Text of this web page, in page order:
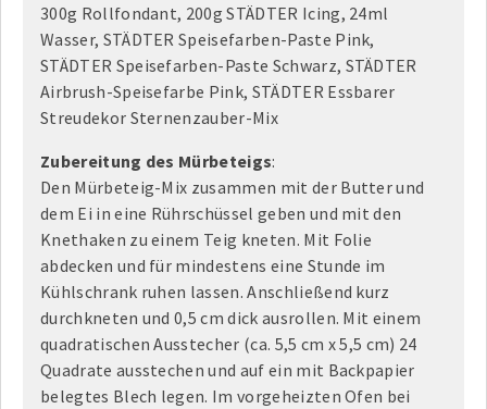
300g Rollfondant, 200g STÄDTER Icing, 24ml
Wasser, STÄDTER Speisefarben-Paste Pink,
STÄDTER Speisefarben-Paste Schwarz, STÄDTER
Airbrush-Speisefarbe Pink, STÄDTER Essbarer
Streudekor Sternenzauber-Mix
Zubereitung des Mürbeteigs:
Den Mürbeteig-Mix zusammen mit der Butter und
dem Ei in eine Rührschüssel geben und mit den
Knethaken zu einem Teig kneten. Mit Folie
abdecken und für mindestens eine Stunde im
Kühlschrank ruhen lassen. Anschließend kurz
durchkneten und 0,5 cm dick ausrollen. Mit einem
quadratischen Ausstecher (ca. 5,5 cm x 5,5 cm) 24
Quadrate ausstechen und auf ein mit Backpapier
belegtes Blech legen. Im vorgeheizten Ofen bei